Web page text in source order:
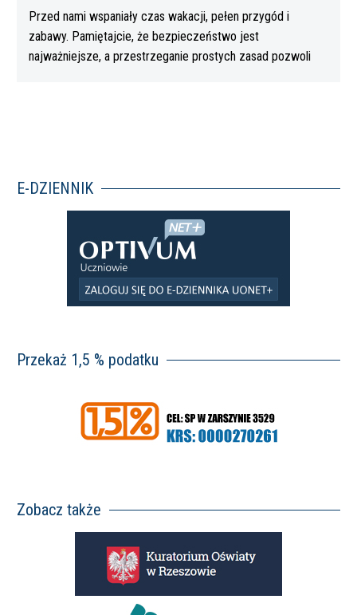
Przed nami wspaniały czas wakacji, pełen przygód i
zabawy. Pamiętajcie, że bezpieczeństwo jest
najważniejsze, a przestrzeganie prostych zasad pozwoli
E-DZIENNIK
Przekaż 1,5 % podatku
Zobacz także